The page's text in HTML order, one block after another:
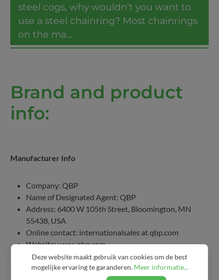
steel cogs, why wouldn’t you want to
use a steel chainring? Most chainrings
on the ma…
Brand and product
info:
Manufacturer Info
Company: QBP
Name of Designated Agent: QBP
Address: 6400 W 105th Street, Bloomington, MN
55438, USA
Online contact: internationalsales at qbp.com
Website: www.qbp.com
Importer Info
Deze website maakt gebruik van cookies om de best
mogelijke ervaring te garanderen. Meer informatie...